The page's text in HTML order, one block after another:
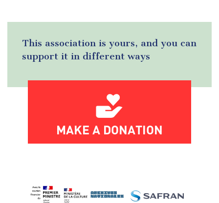
This association is yours, and you can
support it in different ways
MAKE A DONATION